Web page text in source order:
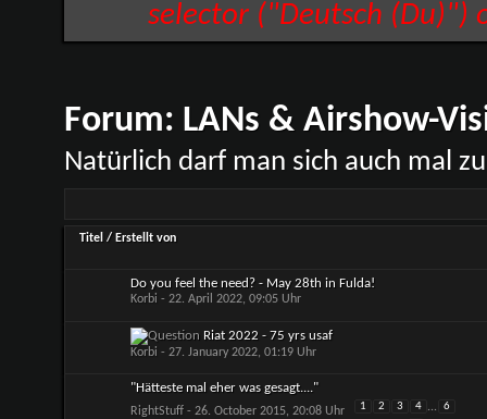
selector ("Deutsch (Du)")
Forum: LANs & Airshow-
Natürlich darf man sich auch mal
Titel / Erstellt von
Do you feel the need? - May 28th in Fulda!
Korbi - 22. April 2022, 09:05 Uhr
Riat 2022 - 75 yrs usaf
Korbi - 27. January 2022, 01:19 Uhr
"Hätteste mal eher was gesagt...."
RightStuff- 26. October 2015, 20:08 Uhr 1 2 3 4 ... 6